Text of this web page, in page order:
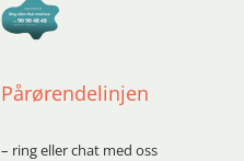
Pårørendelinjen
– ring eller chat med oss